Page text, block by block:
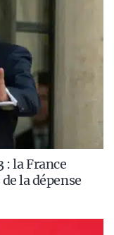
: la France
la dépense